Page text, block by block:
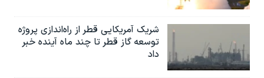
شریک آمریکایی قطر از راه‌اندازی پروژه
توسعه گاز قطر تا چند ماه آینده خبر
داد